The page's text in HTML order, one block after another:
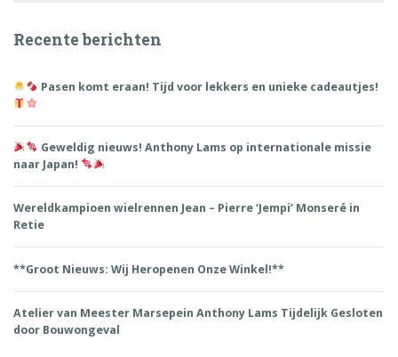
Recente berichten
Pasen komt eraan! Tijd voor lekkers en unieke cadeautjes!
Geweldig nieuws! Anthony Lams op internationale missie
naar Japan!
Wereldkampioen wielrennen Jean – Pierre ‘Jempi’ Monseré in
Retie
**Groot Nieuws: Wij Heropenen Onze Winkel!**
Atelier van Meester Marsepein Anthony Lams Tijdelijk Gesloten
door Bouwongeval